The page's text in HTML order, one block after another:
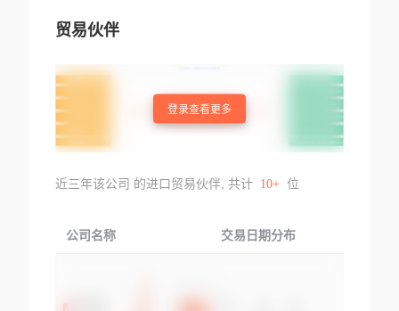
贸易伙伴
登录查看更多
近三年该公司 的进口贸易伙伴, 共计 10+ 位
公司名称 交易日期分布